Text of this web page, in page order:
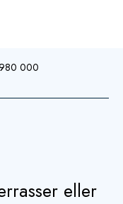
980 000
eller